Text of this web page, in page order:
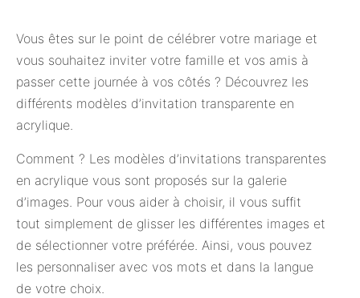
Vous êtes sur le point de célébrer votre mariage et
vous souhaitez inviter votre famille et vos amis à
passer cette journée à vos côtés ? Découvrez les
différents modèles d’invitation transparente en
acrylique.
Comment ? Les modèles d’invitations transparentes
en acrylique vous sont proposés sur la galerie
d’images. Pour vous aider à choisir, il vous suffit
tout simplement de glisser les différentes images et
de sélectionner votre préférée. Ainsi, vous pouvez
les personnaliser avec vos mots et dans la langue
de votre choix.